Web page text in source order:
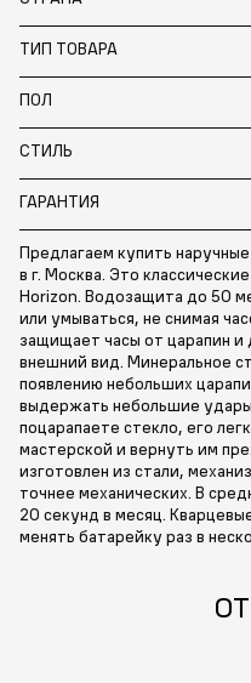
ТИП ТОВАРА
ПОЛ
СТИЛЬ
ГАРАНТИЯ
Предлагаем купить
в г. Москва. Это
Horizon. Водозащита до 50
или умываться, не снимая
защищает часы от царапин и
внешний вид. Минеральное
появлению небольших
выдержать небольшие
поцарапаете стекло, его
мастерской и вернуть им
изготовлен из стали,
точнее механических. В
20 секунд в месяц.
менять батарейку раз в